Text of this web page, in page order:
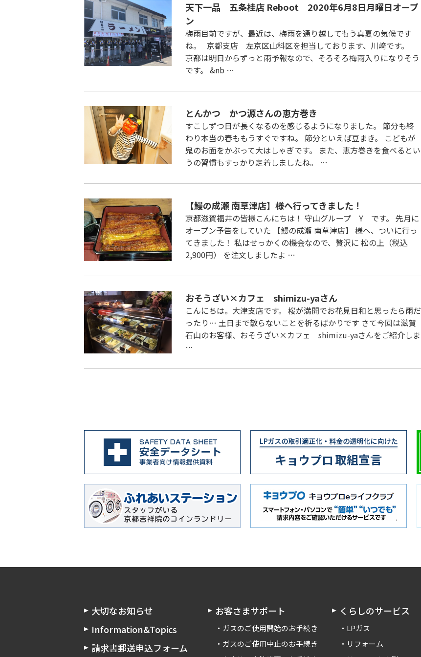
天下一品 五条桂店 Reboot 2020年6月8日月曜日オープ
ン
梅雨目前ですが、最近は、梅雨を通り越してもう真夏の気候です
ね。 京都支店 左京区山科区を担当しております、川﨑です。
京都は明日からずっと雨予報なので、そろそろ梅雨入りになりそう
です。 &nb …
とんかつ かつ源さんの恵方巻き
すこしずつ日が長くなるのを感じるようになりました。 節分も終
わり本当の春ももうすぐですね。 節分といえば豆まき。 こどもが
鬼のお面をかぶって大はしゃぎです。 また、恵方巻きを食べるとい
うの習慣もすっかり定着しましたね。 …
【鰻の成瀬 南草津店】様へ行ってきました！
京都滋賀福井の皆様こんにちは！ 守山グループ Y です。 先月に
オープン予告をしていた 【鰻の成瀬 南草津店】 様へ、ついに行っ
てきました！ 私はせっかくの機会なので、贅沢に 松の上（税込
2,900円） を注文しましたよ …
おそうざい×カフェ shimizu-yaさん
こんにちは。大津支店です。 桜が満開でお花見日和と思ったら雨だ
ったり… 土日まで散らないことを祈るばかりです さて今回は滋賀
石山のお客様、おそうざい×カフェ shimizu-yaさんをご紹介しま
…
大切なお知らせ
Information&Topics
請求書郵送申込フォーム
お客さまサポート
ガスのご使用開始のお手続き
ガスのご使用中止のお手続き
くらしのサービス
LPガス
リフォーム